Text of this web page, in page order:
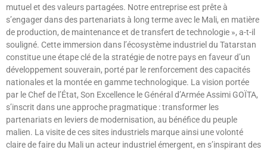
mutuel et des valeurs partagées. Notre entreprise est prête à
s’engager dans des partenariats à long terme avec le Mali, en matière
de production, de maintenance et de transfert de technologie », a-t-il
souligné. Cette immersion dans l’écosystème industriel du Tatarstan
constitue une étape clé de la stratégie de notre pays en faveur d’un
développement souverain, porté par le renforcement des capacités
nationales et la montée en gamme technologique. La vision portée
par le Chef de l’État, Son Excellence le Général d’Armée Assimi GOÏTA,
s’inscrit dans une approche pragmatique : transformer les
partenariats en leviers de modernisation, au bénéfice du peuple
malien. La visite de ces sites industriels marque ainsi une volonté
claire de faire du Mali un acteur industriel émergent, en s’inspirant des